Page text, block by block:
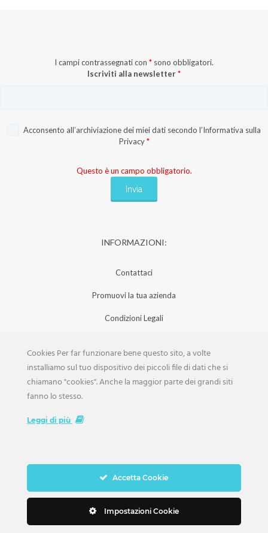
I campi contrassegnati con * sono obbligatori.
Iscriviti alla newsletter*
Acconsento all’archiviazione dei miei dati secondo l’Informativa sulla
Privacy *
Questo è un campo obbligatorio.
INFORMAZIONI:
Contattaci
Promuovi la tua azienda
Condizioni Legali
Iscrizione Aziende
Scarica la Rivista
Cookies Per far funzionare bene questo sito, a volte
installiamo sul tuo dispositivo dei piccoli file di dati che si
chiamano "cookies". Anche la maggior parte dei grandi siti
fanno lo stesso.
Leggi di più
Accetta Cookie
Impostazioni Cookie